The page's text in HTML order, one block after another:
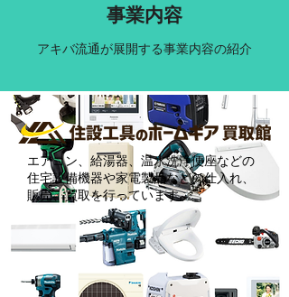
​事業内容
アキバ流通が展開する事業内容の紹介
エアコン、給湯器、温水洗浄便座などの
住宅設備機器や家電製品などの仕入れ、
販売、買取を行っています。